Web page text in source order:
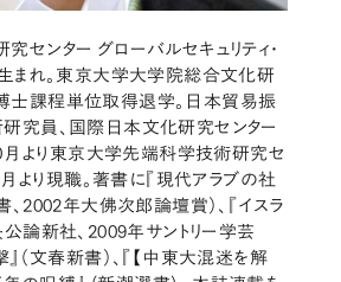
センター グローバルセキュリティ・
れ。東京大学大学院総合文化研
士課程単位取得退学。日本貿易振
究員、国際日本文化研究センター
より東京大学先端科学技術研究セ
より現職。著書に『現代アラブの社
2002年大佛次郎論壇賞）、『イスラ
論新社、2009年サントリー学芸
』（文春新書）、『【中東大混迷を解